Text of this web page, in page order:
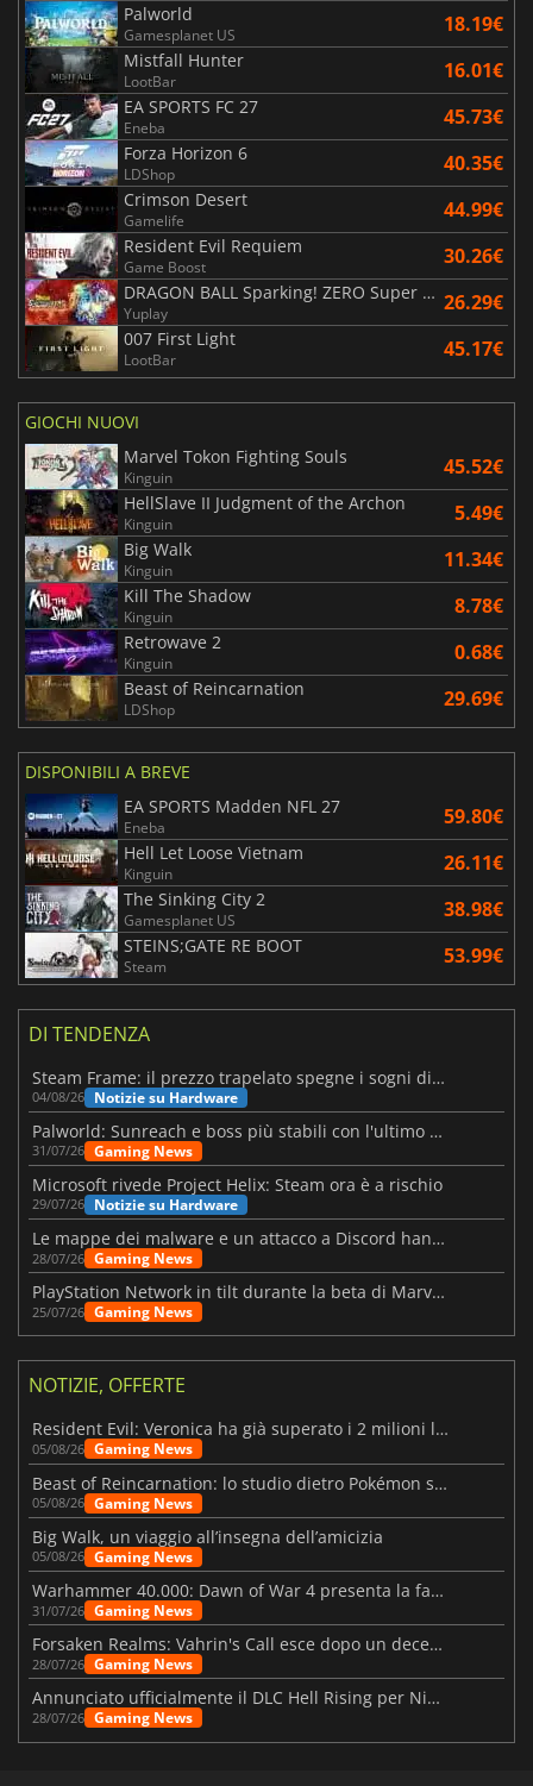
Palworld
Gamesplanet US 18.19€
Mistfall Hunter
LootBar 16.01€
EA SPORTS FC 27
Eneba 45.73€
Forza Horizon 6
LDShop 40.35€
Crimson Desert
Gamelife 44.99€
Resident Evil Requiem
Game Boost 30.26€
DRAGON BALL Sparking! ZERO Super Limit Breaking NEO
Yuplay 26.29€
007 First Light
LootBar 45.17€
GIOCHI NUOVI
Marvel Tokon Fighting Souls
Kinguin 45.52€
HellSlave II Judgment of the Archon
Kinguin 5.49€
Big Walk
Kinguin 11.34€
Kill The Shadow
Kinguin 8.78€
Retrowave 2
Kinguin 0.68€
Beast of Reincarnation
LDShop 29.69€
DISPONIBILI A BREVE
EA SPORTS Madden NFL 27
Eneba 59.80€
Hell Let Loose Vietnam
Kinguin 26.11€
The Sinking City 2
Gamesplanet US 38.98€
STEINS;GATE RE BOOT
Steam 53.99€
DI TENDENZA
Steam Frame: il prezzo trapelato spegne i sogni di un VR economico
04/08/26 Notizie su Hardware
Palworld: Sunreach e boss più stabili con l'ultimo update
31/07/26 Gaming News
Microsoft rivede Project Helix: Steam ora è a rischio
29/07/26 Notizie su Hardware
Le mappe dei malware e un attacco a Discord hanno colpito Meccha Chameleon
28/07/26 Gaming News
PlayStation Network in tilt durante la beta di Marvel Tōkon
25/07/26 Gaming News
NOTIZIE, OFFERTE
Resident Evil: Veronica ha già superato i 2 milioni liste dei desideri
05/08/26 Gaming News
Beast of Reincarnation: lo studio dietro Pokémon su una nuova strada
05/08/26 Gaming News
Big Walk, un viaggio all’insegna dell’amicizia
05/08/26 Gaming News
Warhammer 40.000: Dawn of War 4 presenta la fazione dei Necron
31/07/26 Gaming News
Forsaken Realms: Vahrin's Call esce dopo un decennio di sviluppo
28/07/26 Gaming News
Annunciato ufficialmente il DLC Hell Rising per Nioh 3
28/07/26 Gaming News